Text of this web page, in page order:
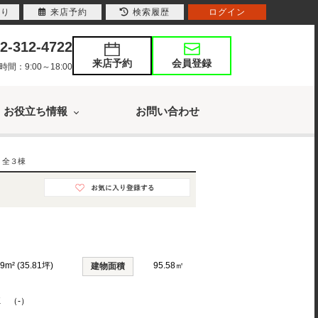
312-4722
間：9:00～18:00 来店予約 会員登録
お役立ち情報 お問い合わせ
３棟
(35.81坪) 建物面積 95.58㎡
（-）
来店予約 検索履歴 ログイン